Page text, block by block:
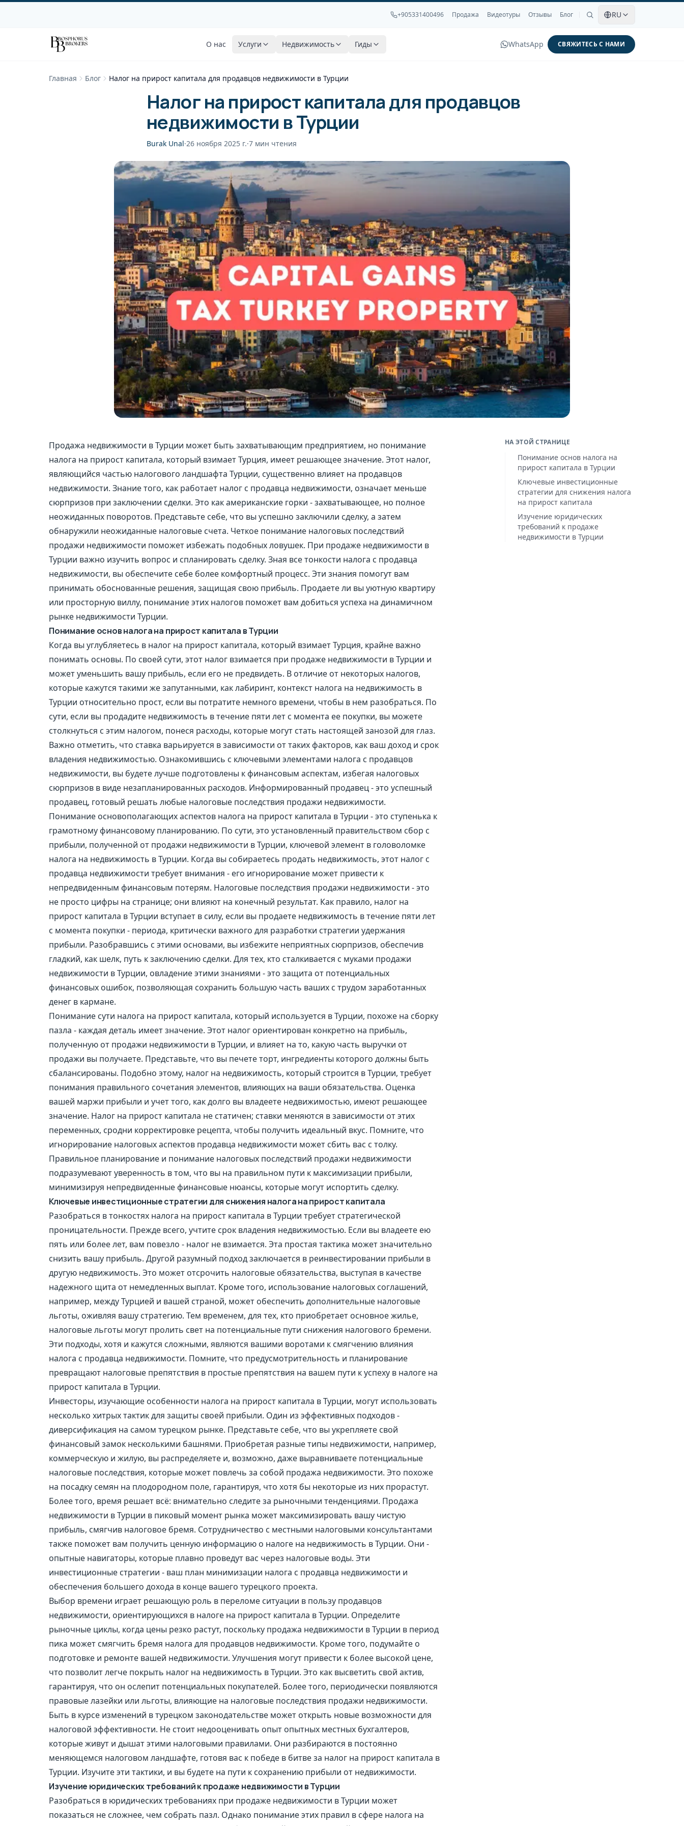
+905331400496 Продажа Видеотуры Отзывы Блог RU
О нас Услуги Недвижимость Гиды WhatsApp СВЯЖИТЕСЬ С НАМИ
Главная Блог Налог на прирост капитала для продавцов недвижимости в Турции
Налог на прирост капитала для продавцов
недвижимости в Турции
Burak Unal·26 ноября 2025 г.·7 мин чтения
Продажа недвижимости в Турции может быть захватывающим предприятием, но понимание
налога на прирост капитала, который взимает Турция, имеет решающее значение. Этот налог,
являющийся частью налогового ландшафта Турции, существенно влияет на продавцов
недвижимости. Знание того, как работает налог с продавца недвижимости, означает меньше
сюрпризов при заключении сделки. Это как американские горки - захватывающее, но полное
неожиданных поворотов. Представьте себе, что вы успешно заключили сделку, а затем
обнаружили неожиданные налоговые счета. Четкое понимание налоговых последствий
продажи недвижимости поможет избежать подобных ловушек. При продаже недвижимости в
Турции важно изучить вопрос и спланировать сделку. Зная все тонкости налога с продавца
недвижимости, вы обеспечите себе более комфортный процесс. Эти знания помогут вам
принимать обоснованные решения, защищая свою прибыль. Продаете ли вы уютную квартиру
или просторную виллу, понимание этих налогов поможет вам добиться успеха на динамичном
рынке недвижимости Турции.
Понимание основ налога на прирост капитала в Турции
Когда вы углубляетесь в налог на прирост капитала, который взимает Турция, крайне важно
понимать основы. По своей сути, этот налог взимается при продаже недвижимости в Турции и
может уменьшить вашу прибыль, если его не предвидеть. В отличие от некоторых налогов,
которые кажутся такими же запутанными, как лабиринт, контекст налога на недвижимость в
Турции относительно прост, если вы потратите немного времени, чтобы в нем разобраться. По
сути, если вы продадите недвижимость в течение пяти лет с момента ее покупки, вы можете
столкнуться с этим налогом, понеся расходы, которые могут стать настоящей занозой для глаз.
Важно отметить, что ставка варьируется в зависимости от таких факторов, как ваш доход и срок
владения недвижимостью. Ознакомившись с ключевыми элементами налога с продавцов
недвижимости, вы будете лучше подготовлены к финансовым аспектам, избегая налоговых
сюрпризов в виде незапланированных расходов. Информированный продавец - это успешный
продавец, готовый решать любые налоговые последствия продажи недвижимости.
Понимание основополагающих аспектов налога на прирост капитала в Турции - это ступенька к
грамотному финансовому планированию. По сути, это установленный правительством сбор с
прибыли, полученной от продажи недвижимости в Турции, ключевой элемент в головоломке
налога на недвижимость в Турции. Когда вы собираетесь продать недвижимость, этот налог с
продавца недвижимости требует внимания - его игнорирование может привести к
непредвиденным финансовым потерям. Налоговые последствия продажи недвижимости - это
не просто цифры на странице; они влияют на конечный результат. Как правило, налог на
прирост капитала в Турции вступает в силу, если вы продаете недвижимость в течение пяти лет
с момента покупки - периода, критически важного для разработки стратегии удержания
прибыли. Разобравшись с этими основами, вы избежите неприятных сюрпризов, обеспечив
гладкий, как шелк, путь к заключению сделки. Для тех, кто сталкивается с муками продажи
недвижимости в Турции, овладение этими знаниями - это защита от потенциальных
финансовых ошибок, позволяющая сохранить большую часть ваших с трудом заработанных
денег в кармане.
Понимание сути налога на прирост капитала, который используется в Турции, похоже на сборку
пазла - каждая деталь имеет значение. Этот налог ориентирован конкретно на прибыль,
полученную от продажи недвижимости в Турции, и влияет на то, какую часть выручки от
продажи вы получаете. Представьте, что вы печете торт, ингредиенты которого должны быть
сбалансированы. Подобно этому, налог на недвижимость, который строится в Турции, требует
понимания правильного сочетания элементов, влияющих на ваши обязательства. Оценка
вашей маржи прибыли и учет того, как долго вы владеете недвижимостью, имеют решающее
значение. Налог на прирост капитала не статичен; ставки меняются в зависимости от этих
переменных, сродни корректировке рецепта, чтобы получить идеальный вкус. Помните, что
игнорирование налоговых аспектов продавца недвижимости может сбить вас с толку.
Правильное планирование и понимание налоговых последствий продажи недвижимости
подразумевают уверенность в том, что вы на правильном пути к максимизации прибыли,
минимизируя непредвиденные финансовые нюансы, которые могут испортить сделку.
Ключевые инвестиционные стратегии для снижения налога на прирост капитала
Разобраться в тонкостях налога на прирост капитала в Турции требует стратегической
проницательности. Прежде всего, учтите срок владения недвижимостью. Если вы владеете ею
пять или более лет, вам повезло - налог не взимается. Эта простая тактика может значительно
снизить вашу прибыль. Другой разумный подход заключается в реинвестировании прибыли в
другую недвижимость. Это может отсрочить налоговые обязательства, выступая в качестве
надежного щита от немедленных выплат. Кроме того, использование налоговых соглашений,
например, между Турцией и вашей страной, может обеспечить дополнительные налоговые
льготы, оживляя вашу стратегию. Тем временем, для тех, кто приобретает основное жилье,
налоговые льготы могут пролить свет на потенциальные пути снижения налогового бремени.
Эти подходы, хотя и кажутся сложными, являются вашими воротами к смягчению влияния
налога с продавца недвижимости. Помните, что предусмотрительность и планирование
превращают налоговые препятствия в простые препятствия на вашем пути к успеху в налоге на
прирост капитала в Турции.
Инвесторы, изучающие особенности налога на прирост капитала в Турции, могут использовать
несколько хитрых тактик для защиты своей прибыли. Один из эффективных подходов -
диверсификация на самом турецком рынке. Представьте себе, что вы укрепляете свой
финансовый замок несколькими башнями. Приобретая разные типы недвижимости, например,
коммерческую и жилую, вы распределяете и, возможно, даже выравниваете потенциальные
налоговые последствия, которые может повлечь за собой продажа недвижимости. Это похоже
на посадку семян на плодородном поле, гарантируя, что хотя бы некоторые из них прорастут.
Более того, время решает всё: внимательно следите за рыночными тенденциями. Продажа
недвижимости в Турции в пиковый момент рынка может максимизировать вашу чистую
прибыль, смягчив налоговое бремя. Сотрудничество с местными налоговыми консультантами
также поможет вам получить ценную информацию о налоге на недвижимость в Турции. Они -
опытные навигаторы, которые плавно проведут вас через налоговые воды. Эти
инвестиционные стратегии - ваш план минимизации налога с продавца недвижимости и
обеспечения большего дохода в конце вашего турецкого проекта.
Выбор времени играет решающую роль в переломе ситуации в пользу продавцов
недвижимости, ориентирующихся в налоге на прирост капитала в Турции. Определите
рыночные циклы, когда цены резко растут, поскольку продажа недвижимости в Турции в период
пика может смягчить бремя налога для продавцов недвижимости. Кроме того, подумайте о
подготовке и ремонте вашей недвижимости. Улучшения могут привести к более высокой цене,
что позволит легче покрыть налог на недвижимость в Турции. Это как высветить свой актив,
гарантируя, что он ослепит потенциальных покупателей. Более того, периодически появляются
правовые лазейки или льготы, влияющие на налоговые последствия продажи недвижимости.
Быть в курсе изменений в турецком законодательстве может открыть новые возможности для
налоговой эффективности. Не стоит недооценивать опыт опытных местных бухгалтеров,
которые живут и дышат этими налоговыми правилами. Они разбираются в постоянно
меняющемся налоговом ландшафте, готовя вас к победе в битве за налог на прирост капитала в
Турции. Изучите эти тактики, и вы будете на пути к сохранению прибыли от недвижимости.
Изучение юридических требований к продаже недвижимости в Турции
Разобраться в юридических требованиях при продаже недвижимости в Турции может
показаться не сложнее, чем собрать пазл. Однако понимание этих правил в сфере налога на
НА ЭТОЙ СТРАНИЦЕ
Понимание основ налога на
прирост капитала в Турции
Ключевые инвестиционные
стратегии для снижения налога
на прирост капитала
Изучение юридических
требований к продаже
недвижимости в Турции